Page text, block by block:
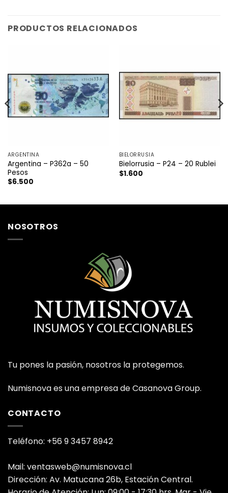
PRODUCTOS RELACIONADOS
ARGENTINA
Argentina – P362a – 50
Pesos
$6.500
BIELORRUSIA
Bielorrusia – P24 – 20 Rublei
$1.600
NOSOTROS
Tu pones la pasión, nosotros la protegemos.
Numisnova es una empresa de Casanova Group.
CONTACTO
Teléfono: +56 9 3457 8942
Mail: ventasweb@numisnova.cl
Dirección: Av. Matucana 26b, Estación Central.